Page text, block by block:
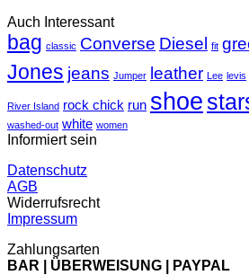
A
Simple
Blog
Auch Interessant
bag classic Converse Diesel fit
Jones jeans Jumper leather Lee levis
River Island rock chick run shoe
washed-out white women
Informiert sein
Datenschutz
AGB
Widerrufsrecht
Impressum
Zahlungsarten
BAR | ÜBERWEISUNG | PAYPAL